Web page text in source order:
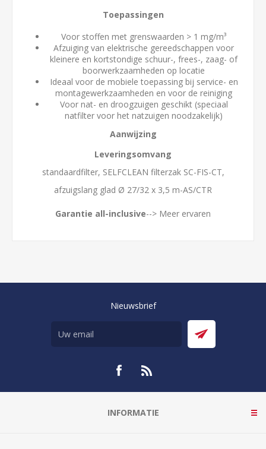
Toepassingen
Voor stoffen met grenswaarden > 1 mg/m³
Afzuiging van elektrische gereedschappen voor
kleinere en kortstondige schuur-, frees-, zaag- of
boorwerkzaamheden op locatie
Ideaal voor de mobiele toepassing bij service- en
montagewerkzaamheden en voor de reiniging
Voor nat- en droogzuigen geschikt (speciaal
natfilter voor het natzuigen noodzakelijk)
Aanwijzing
Leveringsomvang
standaardfilter, SELFCLEAN filterzak SC-FIS-CT,
afzuigslang glad Ø 27/32 x 3,5 m-AS/CTR
Garantie all-inclusive--> Meer ervaren
Nieuwsbrief
INFORMATIE